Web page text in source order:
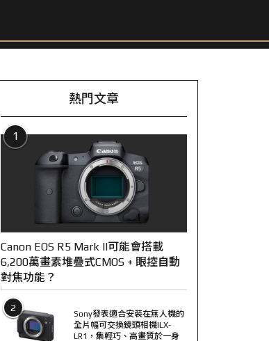
熱門文章
1
Canon EOS R5 Mark II可能會搭載
6,200萬畫素堆疊式CMOS + 眼控自動
對焦功能？
2
Sony發表適合安裝在無人機的
全片幅可交換鏡頭相機ILX-
LR1，集輕巧、高畫質於一身